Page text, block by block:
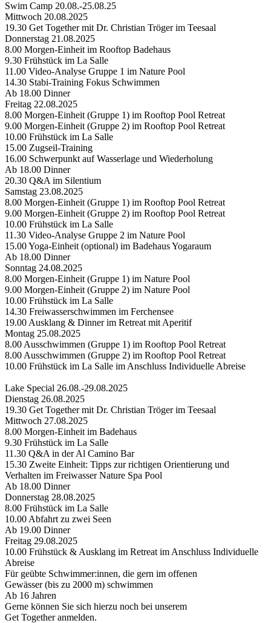
Swim Camp 20.08.-25.08.25
Mittwoch 20.08.2025
19.30 Get Together mit Dr. Christian Tröger im Teesaal
Donnerstag 21.08.2025
8.00 Morgen-Einheit im Rooftop Badehaus
9.30 Frühstück im La Salle
11.00 Video-Analyse Gruppe 1 im Nature Pool
14.30 Stabi-Training Fokus Schwimmen
Ab 18.00 Dinner
Freitag 22.08.2025
8.00 Morgen-Einheit (Gruppe 1) im Rooftop Pool Retreat
9.00 Morgen-Einheit (Gruppe 2) im Rooftop Pool Retreat
10.00 Frühstück im La Salle
15.00 Zugseil-Training
16.00 Schwerpunkt auf Wasserlage und Wiederholung
Ab 18.00 Dinner
20.30 Q&A im Silentium
Samstag 23.08.2025
8.00 Morgen-Einheit (Gruppe 1) im Rooftop Pool Retreat
9.00 Morgen-Einheit (Gruppe 2) im Rooftop Pool Retreat
10.00 Frühstück im La Salle
11.30 Video-Analyse Gruppe 2 im Nature Pool
15.00 Yoga-Einheit (optional) im Badehaus Yogaraum
Ab 18.00 Dinner
Sonntag 24.08.2025
8.00 Morgen-Einheit (Gruppe 1) im Nature Pool
9.00 Morgen-Einheit (Gruppe 2) im Nature Pool
10.00 Frühstück im La Salle
14.30 Freiwasserschwimmen im Ferchensee
19.00 Ausklang & Dinner im Retreat mit Aperitif
Montag 25.08.2025
8.00 Ausschwimmen (Gruppe 1) im Rooftop Pool Retreat
8.00 Ausschwimmen (Gruppe 2) im Rooftop Pool Retreat
10.00 Frühstück im La Salle im Anschluss Individuelle Abreise
Lake Special 26.08.-29.08.2025
Dienstag 26.08.2025
19.30 Get Together mit Dr. Christian Tröger im Teesaal
Mittwoch 27.08.2025
8.00 Morgen-Einheit im Badehaus
9.30 Frühstück im La Salle
11.30 Q&A in der Al Camino Bar
15.30 Zweite Einheit: Tipps zur richtigen Orientierung und
Verhalten im Freiwasser Nature Spa Pool
Ab 18.00 Dinner
Donnerstag 28.08.2025
8.00 Frühstück im La Salle
10.00 Abfahrt zu zwei Seen
Ab 19.00 Dinner
Freitag 29.08.2025
10.00 Frühstück & Ausklang im Retreat im Anschluss Individuelle
Abreise
Für geübte Schwimmer:innen, die gern im offenen
Gewässer (bis zu 2000 m) schwimmen
Ab 16 Jahren
Gerne können Sie sich hierzu noch bei unserem
Get Together anmelden.